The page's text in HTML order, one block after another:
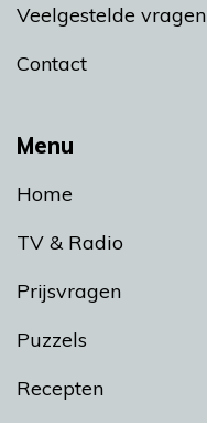
Menu
Home
TV & Radio
Prijsvragen
Puzzels
Recepten
Veelgestelde vragen
Contact